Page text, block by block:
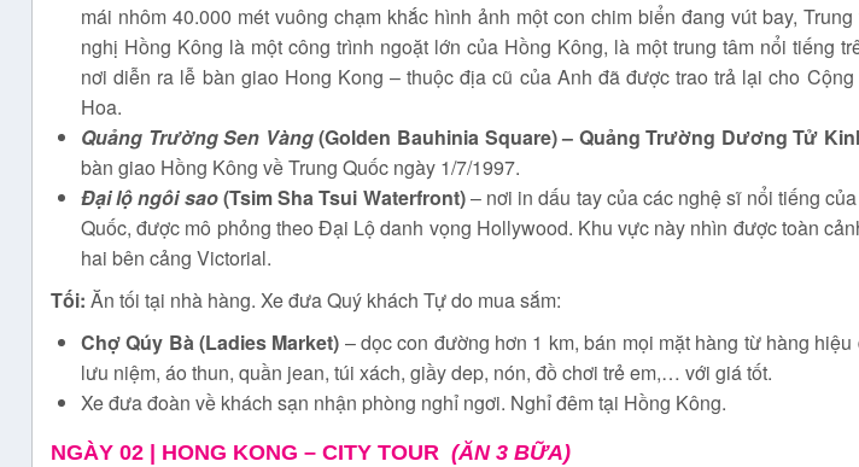
mái nhôm 40.000 mét vuông chạm khắc hình ảnh một con chim biển đang vút bay,
nghị Hồng Kông là một công trình ngoặt lớn của Hồng Kông, là một trung tâm nổi tiếng
nơi diễn ra lễ bàn giao Hong Kong – thuộc địa cũ của Anh đã được trao trả lại cho
Hoa.
Quảng Trường Sen Vàng(Golden Bauhinia Square) – Quảng Trường Dương Tử
bàn giao Hồng Kông về Trung Quốc ngày 1/7/1997.
Đại lộ ngôi sao(Tsim Sha Tsui Waterfront)– nơi in dấu tay của các nghệ sĩ nổi tiếng
Quốc, được mô phỏng theo Đại Lộ danh vọng Hollywood. Khu vực này nhìn được toàn
hai bên cảng Victorial.
Tối: Ăn tối tại nhà hàng. Xe đưa Quý khách Tự do mua sắm:
Chợ Qúy Bà (Ladies Market) – dọc con đường hơn 1 km, bán mọi mặt hàng từ hàng
lưu niệm, áo thun, quần jean, túi xách, giầy dep, nón, đồ chơi trẻ em,… với giá tốt.
Xe đưa đoàn về khách sạn nhận phòng nghỉ ngơi. Nghỉ đêm tại Hồng Kông.
NGÀY 02 | HONG KONG – CITY TOUR (ĂN 3 BỮA)